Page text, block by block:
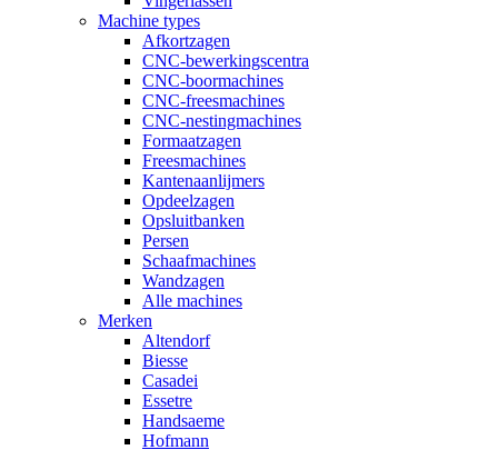
Machine types
Afkortzagen
CNC-bewerkingscentra
CNC-boormachines
CNC-freesmachines
CNC-nestingmachines
Formaatzagen
Freesmachines
Kantenaanlijmers
Opdeelzagen
Opsluitbanken
Persen
Schaafmachines
Wandzagen
Alle machines
Merken
Altendorf
Biesse
Casadei
Essetre
Handsaeme
Hofmann